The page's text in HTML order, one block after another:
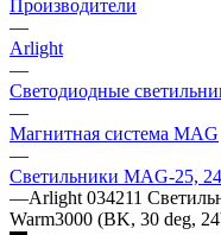
Производители
—
Arlight
—
Светодиодные
—
Магнитная система MAG
—
Светильники MAG-25,
—Arlight 034211
Warm3000 (BK, 30 deg,